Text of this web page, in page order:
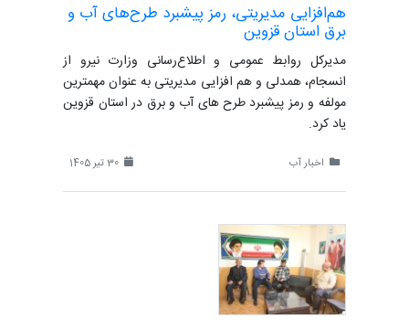
هم‌افزایی مدیریتی، رمز پیشبرد طرح‌های آب و
برق استان قزوین
مدیرکل روابط عمومی و اطلاع‌رسانی وزارت نیرو از
انسجام، همدلی و هم افزایی مدیریتی به عنوان مهمترین
مولفه و رمز پیشبرد طرح های آب و برق در استان قزوین
یاد کرد.
اخبار آب